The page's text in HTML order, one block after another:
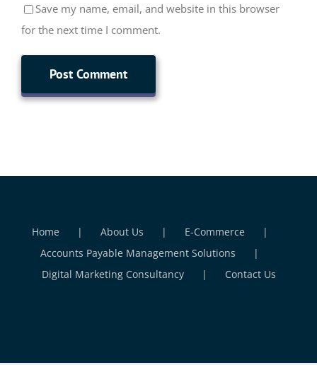
Save my name, email, and website in this browser
for the next time I comment.
Home About Us
E-Commerce
Accounts Payable Management Solutions
Digital Marketing Consultancy
Contact Us